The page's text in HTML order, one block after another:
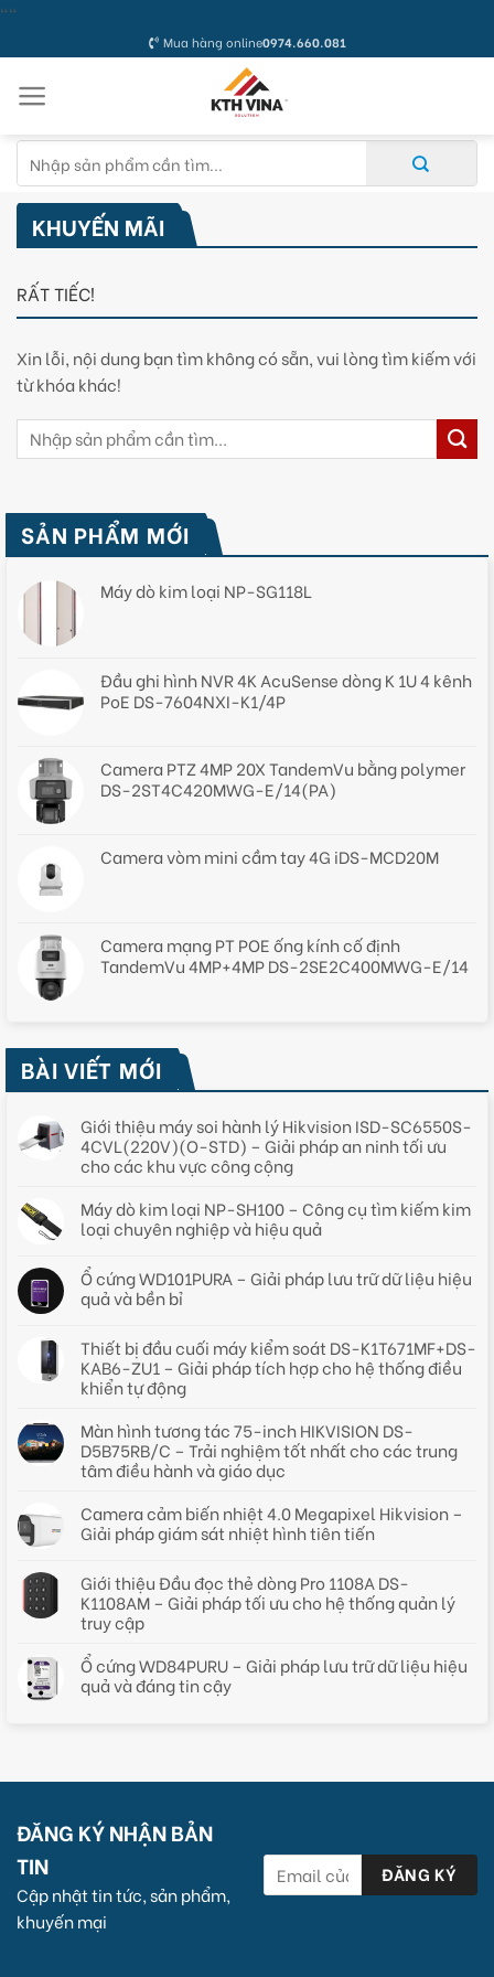
""
content
Mua hàng online0974.660.081
kiếm:
KHUYẾN MÃI
RẤT TIẾC!
Xin lỗi, nội dung bạn tìm không có sẵn, vui lòng tìm kiếm với
từ khóa khác!
SẢN PHẨM MỚI
Máy dò kim loại NP-SG118L
Đầu ghi hình NVR 4K AcuSense dòng K 1U 4 kênh
PoE DS-7604NXI-K1/4P
Camera PTZ 4MP 20X TandemVu bằng polymer
DS-2ST4C420MWG-E/14(PA)
Camera vòm mini cầm tay 4G iDS-MCD20M
Camera mạng PT POE ống kính cố định
TandemVu 4MP+4MP DS-2SE2C400MWG-E/14
BÀI VIẾT MỚI
Giới thiệu máy soi hành lý Hikvision ISD-SC6550S-
4CVL(220V)(O-STD) – Giải pháp an ninh tối ưu
cho các khu vực công cộng
Máy dò kim loại NP-SH100 – Công cụ tìm kiếm kim
loại chuyên nghiệp và hiệu quả
Ổ cứng WD101PURA – Giải pháp lưu trữ dữ liệu hiệu
quả và bền bỉ
Thiết bị đầu cuối máy kiểm soát DS-K1T671MF+DS-
KAB6-ZU1 – Giải pháp tích hợp cho hệ thống điều
khiển tự động
Màn hình tương tác 75-inch HIKVISION DS-
D5B75RB/C – Trải nghiệm tốt nhất cho các trung
tâm điều hành và giáo dục
Camera cảm biến nhiệt 4.0 Megapixel Hikvision –
Giải pháp giám sát nhiệt hình tiên tiến
Giới thiệu Đầu đọc thẻ dòng Pro 1108A DS-
K1108AM – Giải pháp tối ưu cho hệ thống quản lý
truy cập
Ổ cứng WD84PURU – Giải pháp lưu trữ dữ liệu hiệu
quả và đáng tin cậy
ĐĂNG KÝ NHẬN BẢN
TIN
Cập nhật tin tức, sản phẩm,
khuyến mại